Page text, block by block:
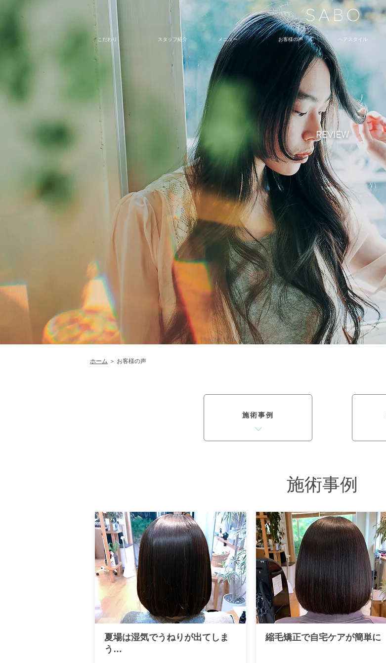
こだわり スタッフ紹介 メニュー お客様の声 ヘアスタイル
REVIEW
ホーム ＞ お客様の声
施術事例
施術事例
夏場は湿気でうねりが出てしま
う…
縮毛矯正で自宅ケアが簡単に